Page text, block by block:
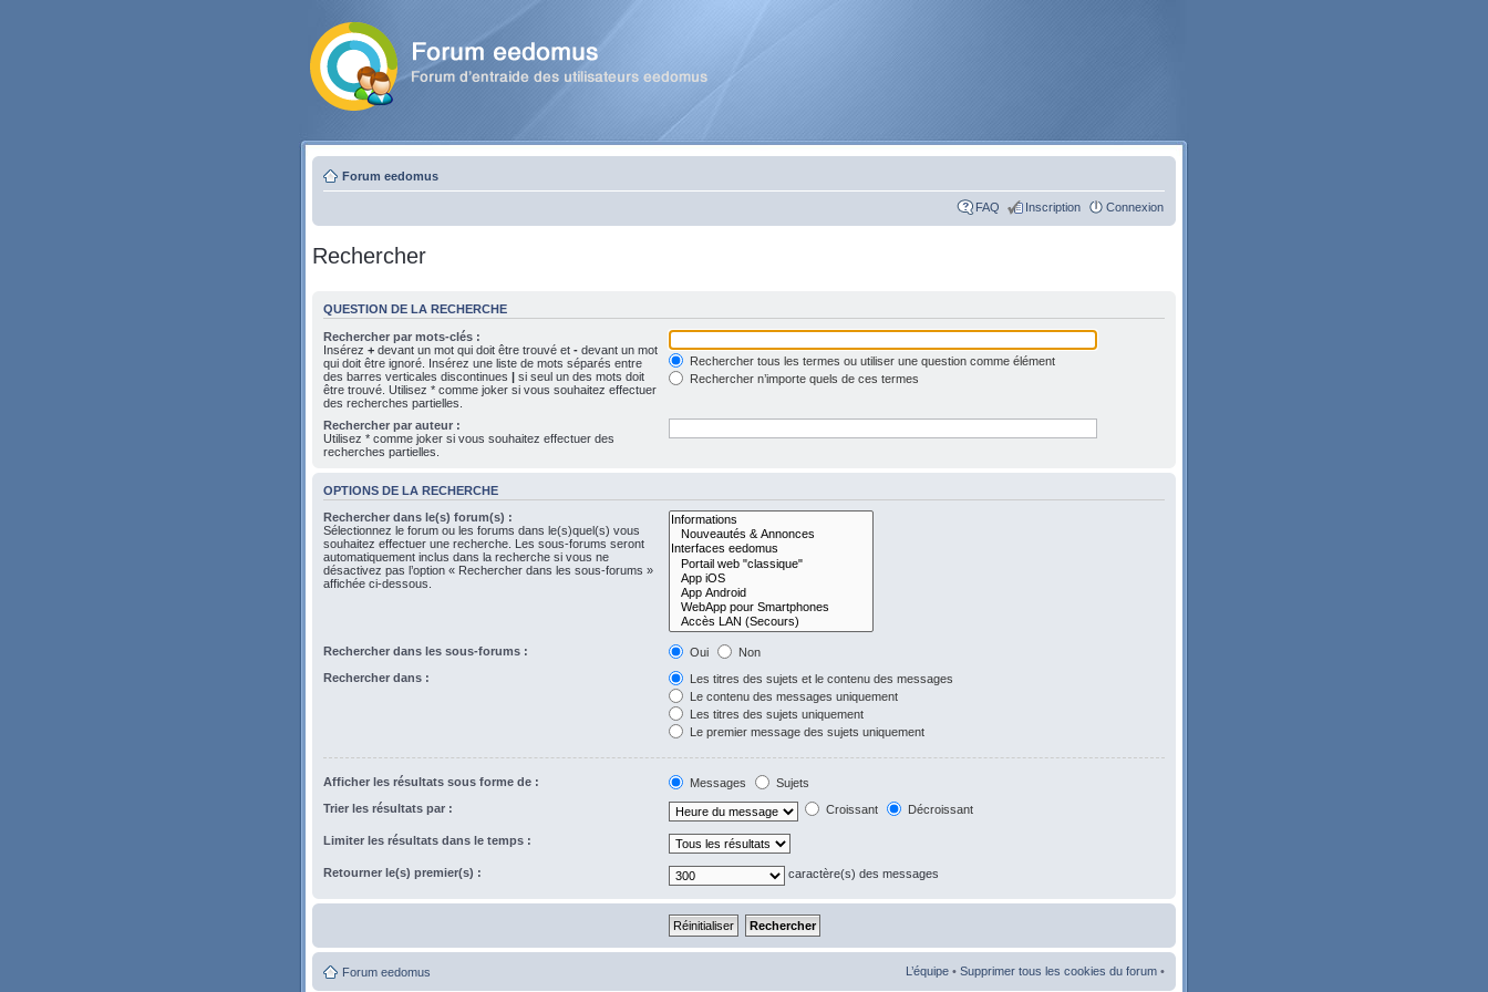
Forum eedomus
FAQ Inscription Connexion
Rechercher
QUESTION DE LA RECHERCHE
Rechercher par mots-clés :
Insérez + devant un mot qui doit être trouvé et - devant un mot
qui doit être ignoré. Insérez une liste de mots séparés entre
des barres verticales discontinues | si seul un des mots doit
être trouvé. Utilisez * comme joker si vous souhaitez effectuer
des recherches partielles.
Rechercher tous les termes ou utiliser une question comme élément
Rechercher n’importe quels de ces termes
Rechercher par auteur :
Utilisez * comme joker si vous souhaitez effectuer des
recherches partielles.
OPTIONS DE LA RECHERCHE
Rechercher dans le(s) forum(s) :
Sélectionnez le forum ou les forums dans le(s)quel(s) vous
souhaitez effectuer une recherche. Les sous-forums seront
automatiquement inclus dans la recherche si vous ne
désactivez pas l’option « Rechercher dans les sous-forums »
affichée ci-dessous.
Rechercher dans les sous-forums : Oui
Non
Rechercher dans :
Les titres des sujets et le contenu des messages
Le contenu des messages uniquement
Les titres des sujets uniquement
Le premier message des sujets uniquement
Afficher les résultats sous forme de : Messages
Sujets
Trier les résultats par :
Croissant Décroissant
Limiter les résultats dans le temps :
Retourner le(s) premier(s) : caractère(s) des messages
Forum eedomus L’équipe • Supprimer tous les cookies du forum •